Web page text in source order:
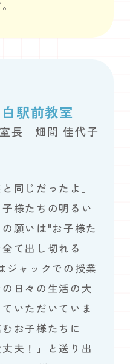
白駅前教室
長 畑間 佳代子
同じだったよ」
様たちの明るい
願いは"お子様た
て出し切れる
ジャックでの授業
日々の生活の大
いただいていま
お子様たちに
夫！」と送り出